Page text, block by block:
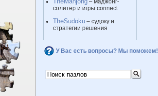
солитер и игры connect
TheSudoku – судоку и
стратегии решения
У Вас есть вопросы? Мы поможем!